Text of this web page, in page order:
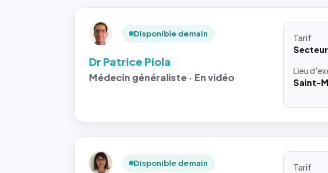
Disponible demain
Dr Patrice Piola
Médecin généraliste · En vidéo
Tarif
Secteur
Lieu
Saint-
Disponible demain
Tarif